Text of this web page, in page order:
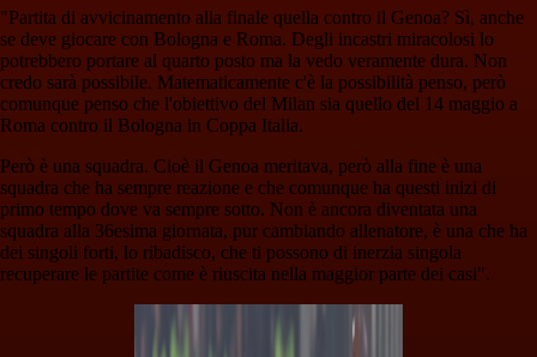
"Partita di avvicinamento alla finale quella contro il Genoa? Sì, anche
se deve giocare con Bologna e Roma. Degli incastri miracolosi lo
potrebbero portare al quarto posto ma la vedo veramente dura. Non
credo sarà possibile. Matematicamente c'è la possibilità penso, però
comunque penso che l'obiettivo del Milan sia quello del 14 maggio a
Roma contro il Bologna in Coppa Italia.
Però è una squadra. Cioè il Genoa meritava, però alla fine è una
squadra che ha sempre reazione e che comunque ha questi inizi di
primo tempo dove va sempre sotto. Non è ancora diventata una
squadra alla 36esima giornata, pur cambiando allenatore, è una che ha
dei singoli forti, lo ribadisco, che ti possono di inerzia singola
recuperare le partite come è riuscita nella maggior parte dei casi".